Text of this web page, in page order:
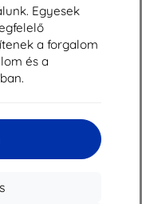
Egyesek
a forgalom
és a